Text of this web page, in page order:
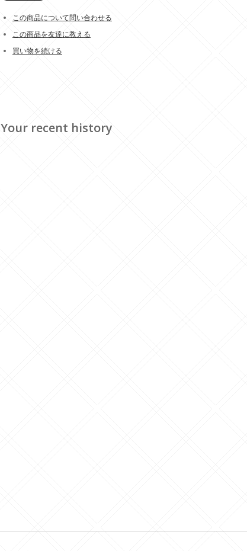
この商品について問い合わせる
この商品を友達に教える
買い物を続ける
Your recent history